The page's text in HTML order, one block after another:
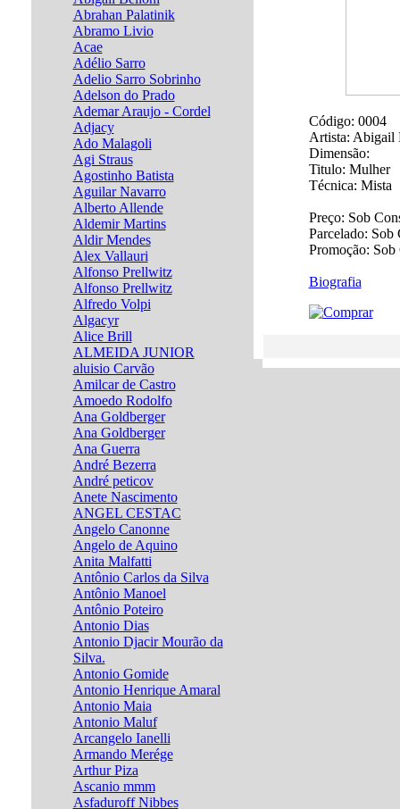
Abrahan Palatinik
Abramo Livio
Acae
Adélio Sarro
Adelio Sarro Sobrinho
Adelson do Prado
Ademar Araujo - Cordel
Adjacy
Ado Malagoli
Agi Straus
Agostinho Batista
Aguilar Navarro
Alberto Allende
Aldemir Martins
Aldir Mendes
Alex Vallauri
Alfonso Prellwitz
Alfonso Prellwitz
Alfredo Volpi
Algacyr
Alice Brill
ALMEIDA JUNIOR
aluisio Carvão
Amilcar de Castro
Amoedo Rodolfo
Ana Goldberger
Ana Goldberger
Ana Guerra
André Bezerra
André peticov
Anete Nascimento
ANGEL CESTAC
Angelo Canonne
Angelo de Aquino
Anita Malfatti
Antônio Carlos da Silva
Antônio Manoel
Antônio Poteiro
Antonio Dias
Antonio Djacir Mourão da
Silva.
Antonio Gomide
Antonio Henrique Amaral
Antonio Maia
Antonio Maluf
Arcangelo Ianelli
Armando Merége
Arthur Piza
Ascanio mmm
Asfaduroff Nibbes
Código: 0004
Artista: Abigail
Dimensão:
Titulo: Mulher
Técnica: Mista
Preço: Sob
Parcelado: Sob
Promoção: Sob
Biografia